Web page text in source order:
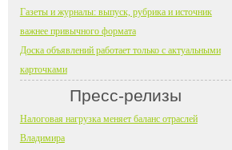
Газеты и журналы: выпуск, рубрика и источник
важнее привычного формата
Доска объявлений работает только с актуальными
карточками
Пресс-релизы
Налоговая нагрузка меняет баланс отраслей
Владимира